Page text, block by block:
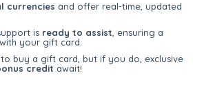
currencies and offer real-time, updated
is ready to assist , ensuring a
your gift card.
buy a gift card, but if you do, exclusive
credit await!